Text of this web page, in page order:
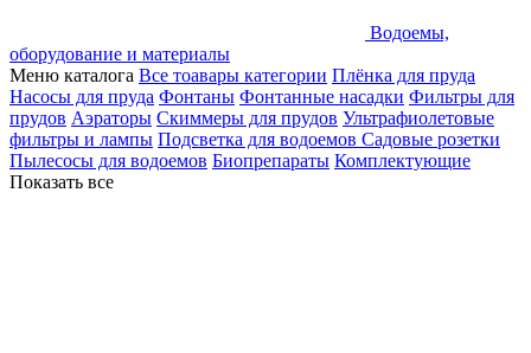
Водоемы,
оборудование и материалы
Меню каталога Все тоавары категории Плёнка для пруда
Насосы для пруда Фонтаны Фонтанные насадки Фильтры для
прудов Аэраторы Скиммеры для прудов Ультрафиолетовые
фильтры и лампы Подсветка для водоемов Садовые розетки
Пылесосы для водоемов Биопрепараты Комплектующие
Показать все